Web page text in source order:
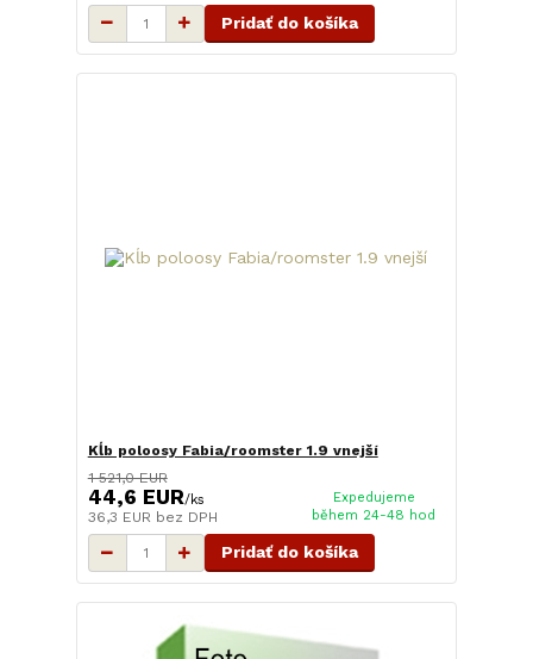
Pridať do košíka
Kĺb poloosy Fabia/roomster 1.9 vnejší
1 521,0 EUR
44,6 EUR/ks
36,3 EUR bez DPH
Expedujeme
během 24-48 hod
Pridať do košíka